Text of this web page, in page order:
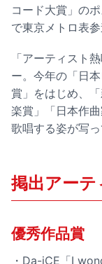
コード大賞」の
で東京メトロ表
「アーティスト
ー。今年の「日
賞」をはじめ、
楽賞」「日本作
歌唱する姿が写っ
掲出アーテ
優秀作品賞
・Da-iCE「I